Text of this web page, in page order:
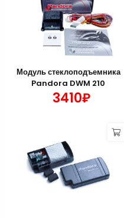
Модуль стеклоподъемника
Pandora DWM 210
3410₽